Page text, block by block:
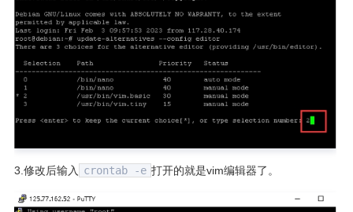
3.修改后输入 crontab -e 打开的就是vim编辑器了。